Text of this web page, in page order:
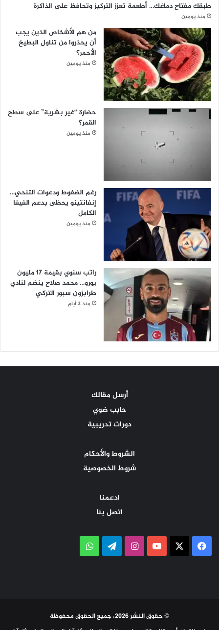
طبقك مفتاح دماغك… أطعمة تعزز التركيز وتحافظ على الذاكرة
منذ يومين
من هم الأشخاص الذين يجب
أن يحذروا من تناول البطيخ
الأحمر؟
منذ يومين
حضارة “غير بشرية” على سطح
القمر؟
منذ يومين
رغم الضغوط ودعوات التنحي…
إنفانتينو يحظى بدعم الفيفا
الكامل
منذ يومين
راتب سنوي بقيمة 17 مليون
يورو… محمد صلاح ينضم لنادي
طرابزون سبور التركي
منذ 3 أيام
أرسل مقالك
حابب ضوي
دورات تدريبية
الشروط والأحكام
شروط الخصوصية
ادعمنا
اتصل بنا
فيسبوك ‫YouTubeانستقرامتيلقرامواتساب
© حقوق النشر 2026، جميع الحقوق محفوظة